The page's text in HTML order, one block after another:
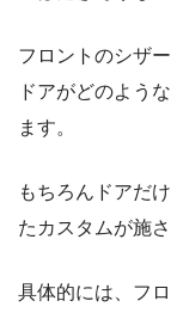
フロントのシザ
ドアがどのよう
ます。
もちろんドアだ
たカスタムが施
具体的には、フ